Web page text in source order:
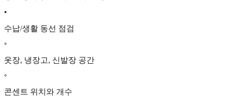
•
수납/생활 동선 점검
◦
옷장, 냉장고, 신발장 공간
◦
콘센트 위치와 개수